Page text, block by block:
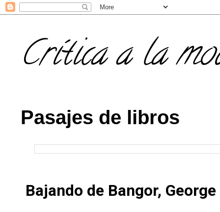
Crítica a la
Pasajes de libros
Bajando de Bangor,